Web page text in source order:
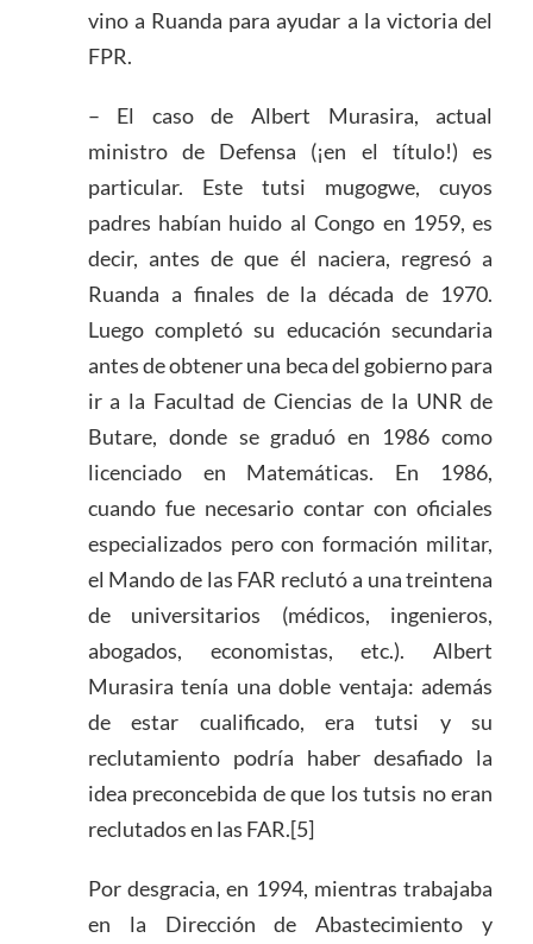
vino a Ruanda para ayudar a la victoria del
FPR.
– El caso de Albert Murasira, actual
ministro de Defensa (¡en el título!) es
particular. Este tutsi mugogwe, cuyos
padres habían huido al Congo en 1959, es
decir, antes de que él naciera, regresó a
Ruanda a finales de la década de 1970.
Luego completó su educación secundaria
antes de obtener una beca del gobierno para
ir a la Facultad de Ciencias de la UNR de
Butare, donde se graduó en 1986 como
licenciado en Matemáticas. En 1986,
cuando fue necesario contar con oficiales
especializados pero con formación militar,
el Mando de las FAR reclutó a una treintena
de universitarios (médicos, ingenieros,
abogados, economistas, etc.). Albert
Murasira tenía una doble ventaja: además
de estar cualificado, era tutsi y su
reclutamiento podría haber desafiado la
idea preconcebida de que los tutsis no eran
reclutados en las FAR.[5]
Por desgracia, en 1994, mientras trabajaba
en la Dirección de Abastecimiento y